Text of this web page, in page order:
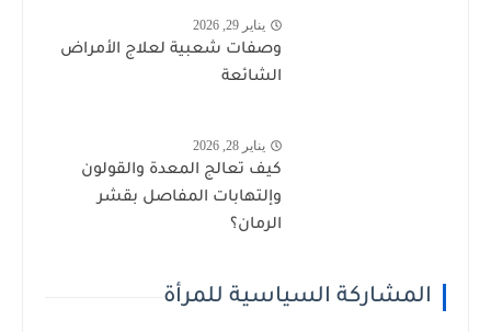
يناير 29, 2026
وصفات شعبية لعلاج الأمراض
الشائعة
يناير 28, 2026
كيف تعالج المعدة والقولون
وإلتهابات المفاصل بقشر
الرمان؟
المشاركة السياسية للمرأة